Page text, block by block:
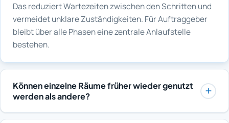
Das reduziert Wartezeiten zwischen den Schritten und
vermeidet unklare Zuständigkeiten. Für Auftraggeber
bleibt über alle Phasen eine zentrale Anlaufstelle
bestehen.
Können einzelne Räume früher wieder genutzt
werden als andere?
Ja, eine raumweise Freigabe ist üblich, wenn die